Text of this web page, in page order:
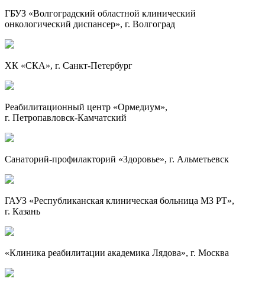
ГБУЗ «Волгоградский областной клинический
онкологический диспансер», г. Волгоград
ХК «СКА», г. Санкт-Петербург
Реабилитационный центр «Ормедиум»,
г. Петропавловск-Камчатский
Санаторий-профилакторий «Здоровье», г. Альметьевск
ГАУЗ «Республиканская клиническая больница МЗ РТ»,
г. Казань
«Клиника реабилитации академика Лядова», г. Москва